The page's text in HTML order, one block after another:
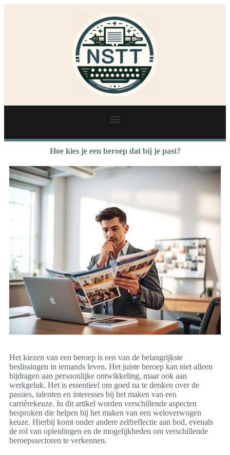
Hoe kies je een beroep dat bij je past?
Het kiezen van een beroep is een van de belangrijkste
beslissingen in iemands leven. Het juiste beroep kan niet alleen
bijdragen aan persoonlijke ontwikkeling, maar ook aan
werkgeluk. Het is essentieel om goed na te denken over de
passies, talenten en interesses bij het maken van een
carrièrekeuze. In dit artikel worden verschillende aspecten
besproken die helpen bij het maken van een weloverwogen
keuze. Hierbij komt onder andere zelfreflectie aan bod, evenals
de rol van opleidingen en de mogelijkheden om verschillende
beroepssectoren te verkennen.